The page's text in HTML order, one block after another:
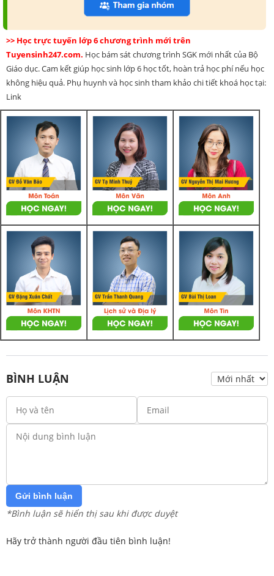
>> Học trực tuyến lớp 6 chương trình mới trên
Tuyensinh247.com. Học bám sát chương trình SGK mới nhất của Bộ
Giáo dục. Cam kết giúp học sinh lớp 6 học tốt, hoàn trả học phí nếu học
không hiệu quả. Phụ huynh và học sinh tham khảo chi tiết khoá học tại:
Link
BÌNH LUẬN
Gửi bình luận
*Bình luận sẽ hiển thị sau khi được duyệt
Hãy trở thành người đầu tiên bình luận!